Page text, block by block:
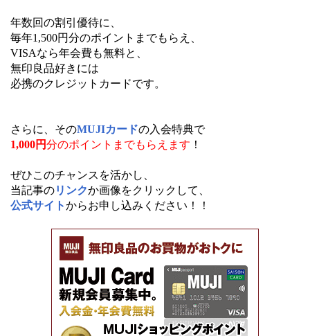
年数回の割引優待に、
毎年1,500円分のポイントまでもらえ、
VISAなら年会費も無料と、
無印良品好きには
必携のクレジットカードです。
さらに、そのMUJIカードの入会特典で
1,000円分のポイントまでもらえます ！
ぜひこのチャンスを活かし、
当記事のリンクか画像をクリックして、
公式サイトからお申し込みください！！